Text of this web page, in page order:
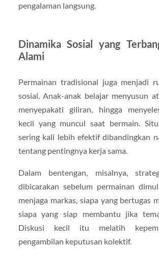
pengalaman langsung.
Dinamika Sosial yang
Alami
Permainan tradisional juga menjadi
sosial. Anak-anak belajar menyusun
menyepakati giliran, hingga
kecil yang muncul saat bermain.
sering kali lebih efektif dibandingkan
tentang pentingnya kerja sama.
Dalam bentengan, misalnya,
dibicarakan sebelum permainan
menjaga markas, siapa yang bertugas
siapa yang siap membantu jika
Diskusi kecil itu melatih
pengambilan keputusan kolektif.